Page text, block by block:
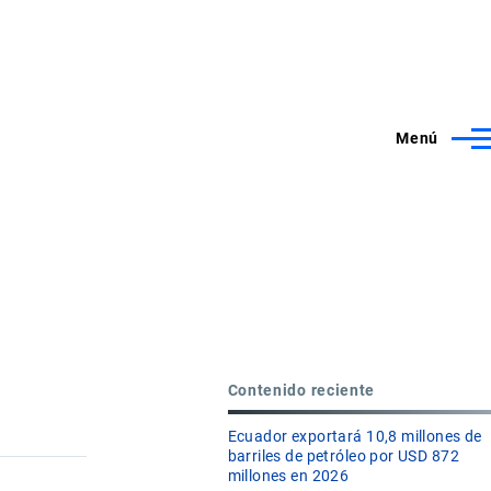
Menú
Contenido reciente
Ecuador exportará 10,8 millones de
barriles de petróleo por USD 872
millones en 2026